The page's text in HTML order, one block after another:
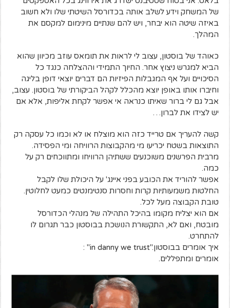
של המשחק וידע לשלב אותה בכדורסל השיטתי שלו ולא חשוב
באיזה שיטה הוא יבחר, ויש להם שנתיים מינימום למקסם את
המהלך.
כאוהד של בוסטון, עצוב לי לראות את תומאס עוזב מכיוון שהוא
הביא למגרש ניצוץ אחר. החיוך התמידי וההצלחה כנגד כל
הסיכויים ועל אף המגבלות הפיזיות הם דברים יוצאי דופן בליגה
וחיברו אותו באופן יוצא מהכלל לקהל הביקורתי של בוסטון. עצוב,
אבל גם לי ברור שאיתו כנראה אי אפשר לקחת אליפות, אלא אם
יש לצידו את לברון…
קשה להעריך אם טרייד כזה הוא מוצלח או לא וכמו כל עסקה רק
התוצאות בשטח יכריעו מי מהקבוצות הרוויחה ומי הפסידה.
מרבית הפרשנים משוכנעים ששתיהן הרוויחו ומתווכחים רק על
כמה.
אפשר להוריד את הכובע בפני איינג' על היכולת שלו לקבל
החלטות משמעותיות קרות וחסרות סנטימנטים כמעט לחלוטין.
טובת הקבוצה מעל לכל.
אם הוא יצליח מקומו בהיכל התהילה של מנהלי הכדורסל
מובטח, ואם לא, התקשורת הנושכת בבוסטון כבר תגרום לו
להתחרט.
איך אומרים בבוסטון: "in danny we trust".
אומרים ומתפללים.